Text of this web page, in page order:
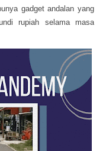
gadget andalan yang
rupiah selama masa